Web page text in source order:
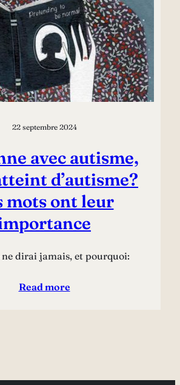
22 septembre 2024
avec autisme,
d’autisme?
mots ont leur
ne dirai jamais, et pourquoi:
Read more